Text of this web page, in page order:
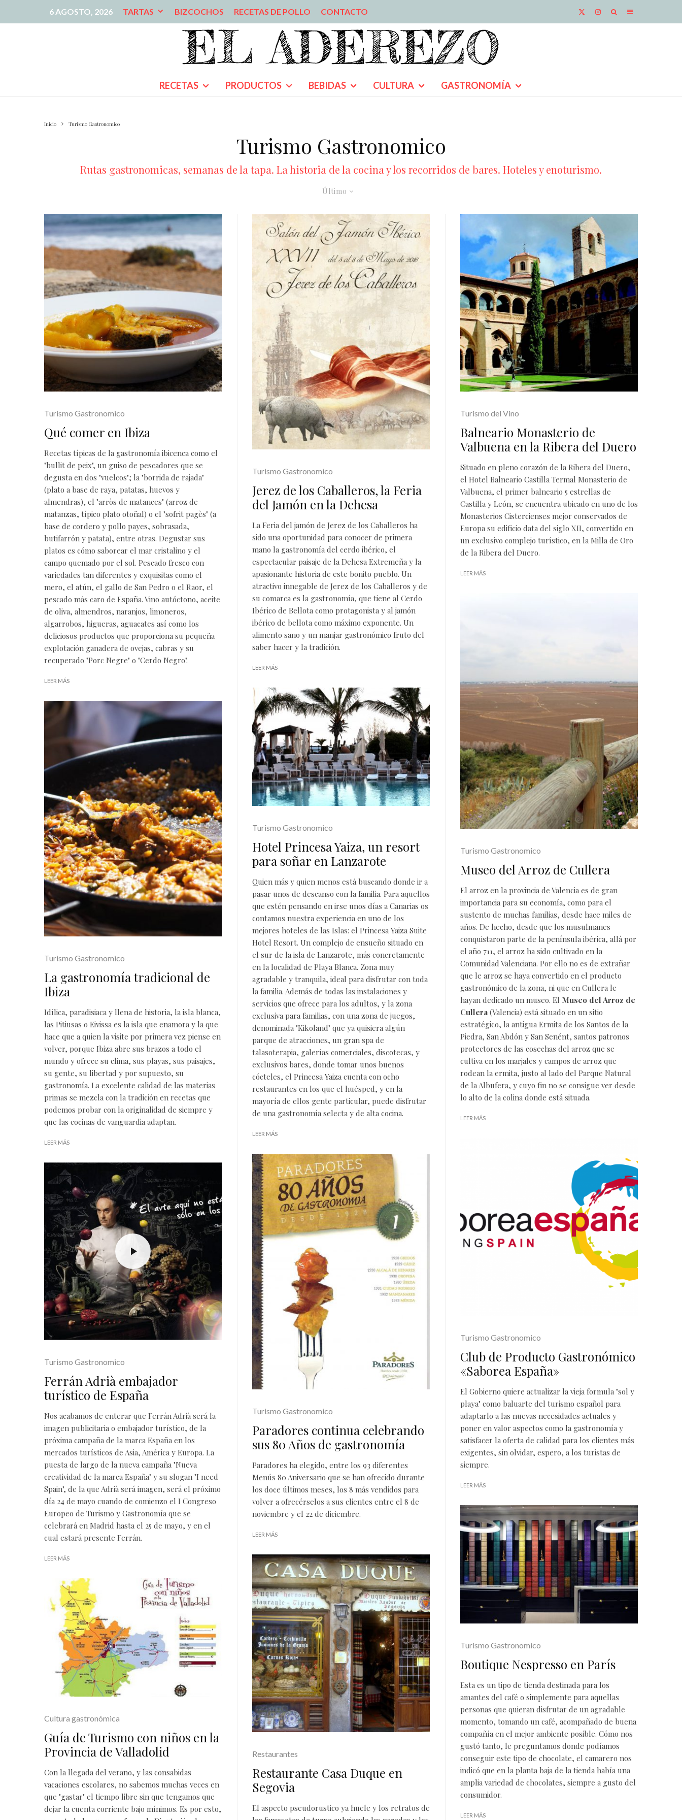
6 AGOSTO, 2026 TARTAS BIZCOCHOS RECETAS DE POLLO CONTACTO
RECETAS PRODUCTOS BEBIDAS CULTURA GASTRONOMÍA
Inicio Turismo Gastronomico
Turismo Gastronomico
Rutas gastronomicas, semanas de la tapa. La historia de la cocina y los recorridos de bares. Hoteles y enoturismo.
Último
Turismo Gastronomico
Qué comer en Ibiza
Recetas típicas de la gastronomía ibicenca como el
"bullit de peix", un guiso de pescadores que se
degusta en dos "vuelcos"; la "borrida de rajada"
(plato a base de raya, patatas, huevos y
almendras), el "arròs de matances" (arroz de
matanzas, típico plato otoñal) o el "sofrit pagès" (a
base de cordero y pollo payes, sobrasada,
butifarrón y patata), entre otras. Degustar sus
platos es cómo saborear el mar cristalino y el
campo quemado por el sol. Pescado fresco con
variedades tan diferentes y exquisitas como el
mero, el atún, el gallo de San Pedro o el Raor, el
pescado más caro de España. Vino autóctono, aceite
de oliva, almendros, naranjos, limoneros,
algarrobos, higueras, aguacates así como los
deliciosos productos que proporciona su pequeña
explotación ganadera de ovejas, cabras y su
recuperado "Porc Negre" o "Cerdo Negro".
LEER MÁS
Turismo Gastronomico
La gastronomía tradicional de
Ibiza
Idílica, paradisiaca y llena de historia, la isla blanca,
las Pitiusas o Eivissa es la isla que enamora y la que
hace que a quien la visite por primera vez piense en
volver, porque Ibiza abre sus brazos a todo el
mundo y ofrece su clima, sus playas, sus paisajes,
su gente, su libertad y por supuesto, su
gastronomía. La excelente calidad de las materias
primas se mezcla con la tradición en recetas que
podemos probar con la originalidad de siempre y
que las cocinas de vanguardia adaptan.
LEER MÁS
Turismo Gastronomico
Ferrán Adrià embajador
turístico de España
Nos acabamos de enterar que Ferrán Adrià será la
imagen publicitaria o embajador turístico, de la
próxima campaña de la marca España en los
mercados turísticos de Asia, América y Europa. La
puesta de largo de la nueva campaña "Nueva
creatividad de la marca España" y su slogan "I need
Spain", de la que Adrià será imagen, será el próximo
día 24 de mayo cuando de comienzo el I Congreso
Europeo de Turismo y Gastronomía que se
celebrará en Madrid hasta el 25 de mayo, y en el
cual estará presente Ferrán.
LEER MÁS
Cultura gastronómica
Guía de Turismo con niños en la
Provincia de Valladolid
Con la llegada del verano, y las consabidas
vacaciones escolares, no sabemos muchas veces en
que "gastar" el tiempo libre sin que tengamos que
dejar la cuenta corriente bajo mínimos. Es por esto,
Turismo Gastronomico
Jerez de los Caballeros, la Feria
del Jamón en la Dehesa
La Feria del jamón de Jerez de los Caballeros ha
sido una oportunidad para conocer de primera
mano la gastronomía del cerdo ibérico, el
espectacular paisaje de la Dehesa Extremeña y la
apasionante historia de este bonito pueblo. Un
atractivo innegable de Jerez de los Caballeros y de
su comarca es la gastronomía, que tiene al Cerdo
Ibérico de Bellota como protagonista y al jamón
ibérico de bellota como máximo exponente. Un
alimento sano y un manjar gastronómico fruto del
saber hacer y la tradición.
LEER MÁS
Turismo Gastronomico
Hotel Princesa Yaiza, un resort
para soñar en Lanzarote
Quien más y quien menos está buscando donde ir a
pasar unos de descanso con la familia. Para aquellos
que estén pensando en irse unos días a Canarias os
contamos nuestra experiencia en uno de los
mejores hoteles de las Islas: el Princesa Yaiza Suite
Hotel Resort. Un complejo de ensueño situado en
el sur de la isla de Lanzarote, más concretamente
en la localidad de Playa Blanca. Zona muy
agradable y tranquila, ideal para disfrutar con toda
la familia. Además de todas las instalaciones y
servicios que ofrece para los adultos, y la zona
exclusiva para familias, con una zona de juegos,
denominada "Kikoland" que ya quisiera algún
parque de atracciones, un gran spa de
talasoterapia, galerías comerciales, discotecas, y
exclusivos bares, donde tomar unos buenos
cócteles, el Princesa Yaiza cuenta con ocho
restaurantes en los que el huésped, y en la
mayoría de ellos gente particular, puede disfrutar
de una gastronomía selecta y de alta cocina.
LEER MÁS
Turismo Gastronomico
Paradores continua celebrando
sus 80 Años de gastronomía
Paradores ha elegido, entre los 93 diferentes
Menús 80 Aniversario que se han ofrecido durante
los doce últimos meses, los 8 más vendidos para
volver a ofrecérselos a sus clientes entre el 8 de
noviembre y el 22 de diciembre.
LEER MÁS
Restaurantes
Restaurante Casa Duque en
Segovia
El aspecto pseudorustico ya huele y los retratos de
Turismo del Vino
Balneario Monasterio de
Valbuena en la Ribera del Duero
Situado en pleno corazón de la Ribera del Duero,
el Hotel Balneario Castilla Termal Monasterio de
Valbuena, el primer balneario 5 estrellas de
Castilla y León, se encuentra ubicado en uno de los
Monasterios Cistercienses mejor conservados de
Europa su edificio data del siglo XII, convertido en
un exclusivo complejo turístico, en la Milla de Oro
de la Ribera del Duero.
LEER MÁS
Turismo Gastronomico
Museo del Arroz de Cullera
El arroz en la provincia de Valencia es de gran
importancia para su economía, como para el
sustento de muchas familias, desde hace miles de
años. De hecho, desde que los musulmanes
conquistaron parte de la península ibérica, allá por
el año 711, el arroz ha sido cultivado en la
Comunidad Valenciana. Por ello no es de extrañar
que le arroz se haya convertido en el producto
gastronómico de la zona, ni que en Cullera le
hayan dedicado un museo. El Museo del Arroz de
Cullera (Valencia) está situado en un sitio
estratégico, la antigua Ermita de los Santos de la
Piedra, San Abdón y San Senént, santos patronos
protectores de las cosechas del arroz que se
cultiva en los marjales y campos de arroz que
rodean la ermita, justo al lado del Parque Natural
de la Albufera, y cuyo fin no se consigue ver desde
lo alto de la colina donde está situada.
LEER MÁS
Turismo Gastronomico
Club de Producto Gastronómico
«Saborea España»
El Gobierno quiere actualizar la vieja formula "sol y
playa" como baluarte del turismo español para
adaptarlo a las nuevas necesidades actuales y
poner en valor aspectos como la gastronomía y
satisfacer la oferta de calidad para los clientes más
exigentes, sin olvidar, espero, a los turistas de
siempre.
LEER MÁS
Turismo Gastronomico
Boutique Nespresso en París
Esta es un tipo de tienda destinada para los
amantes del café o simplemente para aquellas
personas que quieran disfrutar de un agradable
momento, tomando un café, acompañado de buena
compañía en el mejor ambiente posible. Cómo nos
gustó tanto, le preguntamos donde podíamos
conseguir este tipo de chocolate, el camarero nos
indicó que en la planta baja de la tienda había una
amplia variedad de chocolates, siempre a gusto del
consumidor.
LEER MÁS